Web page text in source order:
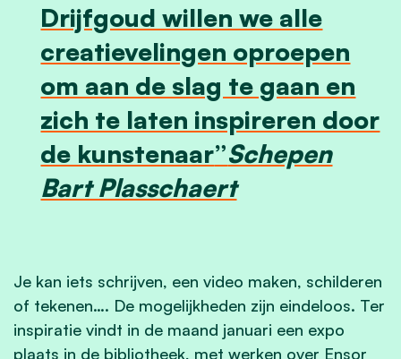
Drijfgoud willen we alle
creatievelingen oproepen
om aan de slag te gaan en
zich te laten inspireren door
de kunstenaar Schepen
Bart Plasschaert
Je kan iets schrijven, een video maken, schilderen
of tekenen…. De mogelijkheden zijn eindeloos. Ter
inspiratie vindt in de maand januari een expo
plaats in de bibliotheek, met werken over Ensor